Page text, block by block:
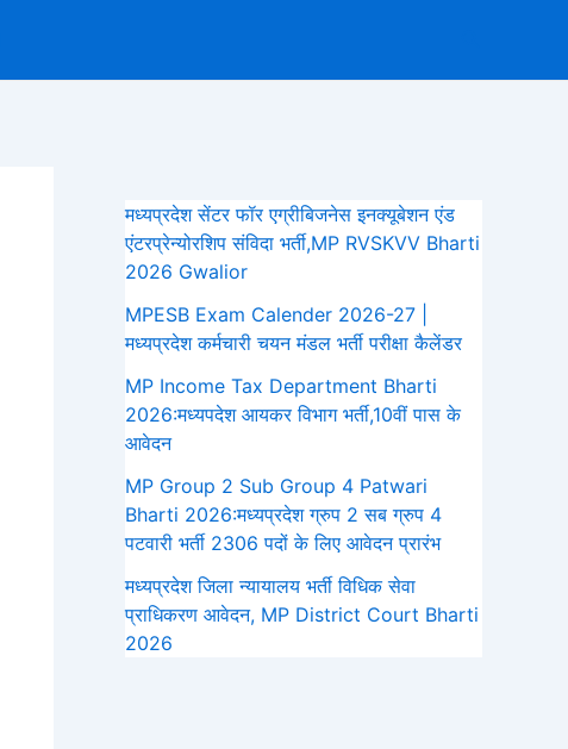
मध्यप्रदेश सेंटर फॉर एग्रीबिजनेस इनक्यूबेशन एंड
एंटरप्रेन्योरशिप संविदा भर्ती,MP RVSKVV Bharti
2026 Gwalior
MPESB Exam Calender 2026-27 |
मध्यप्रदेश कर्मचारी चयन मंडल भर्ती परीक्षा कैलेंडर
MP Income Tax Department Bharti
2026:मध्‍यपदेश आयकर विभाग भर्ती,10वीं पास के
आवेदन
MP Group 2 Sub Group 4 Patwari
Bharti 2026:मध्यप्रदेश ग्रुप 2 सब ग्रुप 4
पटवारी भर्ती 2306 पदों के लिए आवेदन प्रारंभ
मध्‍यप्रदेश जिला न्यायालय भर्ती विधिक सेवा
प्राधिकरण आवेदन, MP District Court Bharti
2026